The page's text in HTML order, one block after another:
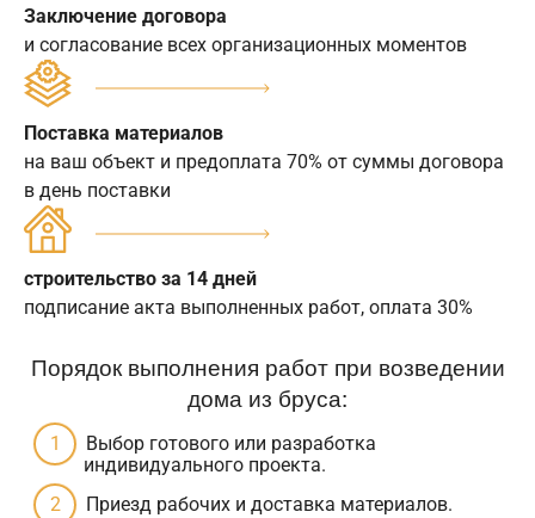
Заключение договора
и согласование всех организационных моментов
Поставка материалов
на ваш объект и предоплата 70% от суммы договора
в день поставки
строительство за 14 дней
подписание акта выполненных работ, оплата 30%
Порядок выполнения работ при возведении
дома из бруса:
Выбор готового или разработка
индивидуального проекта.
Приезд рабочих и доставка материалов.